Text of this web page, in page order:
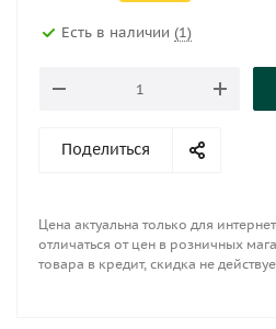
Есть в наличии (1)
Поделиться
Цена актуальна только для
отличаться от цен в розничных
товара в кредит, скидка не